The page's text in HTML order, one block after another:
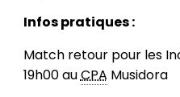
Infos pratiques :
Match retour pour les
19h00 auCPA Musidora